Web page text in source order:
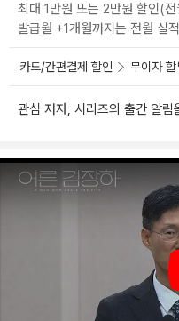
최대 1만원 또는 2만원 할인(
발급월 +1개월까지는 전월 실
카드/간편결제 할인 무이자 할
관심 저자, 시리즈의 출간 알림